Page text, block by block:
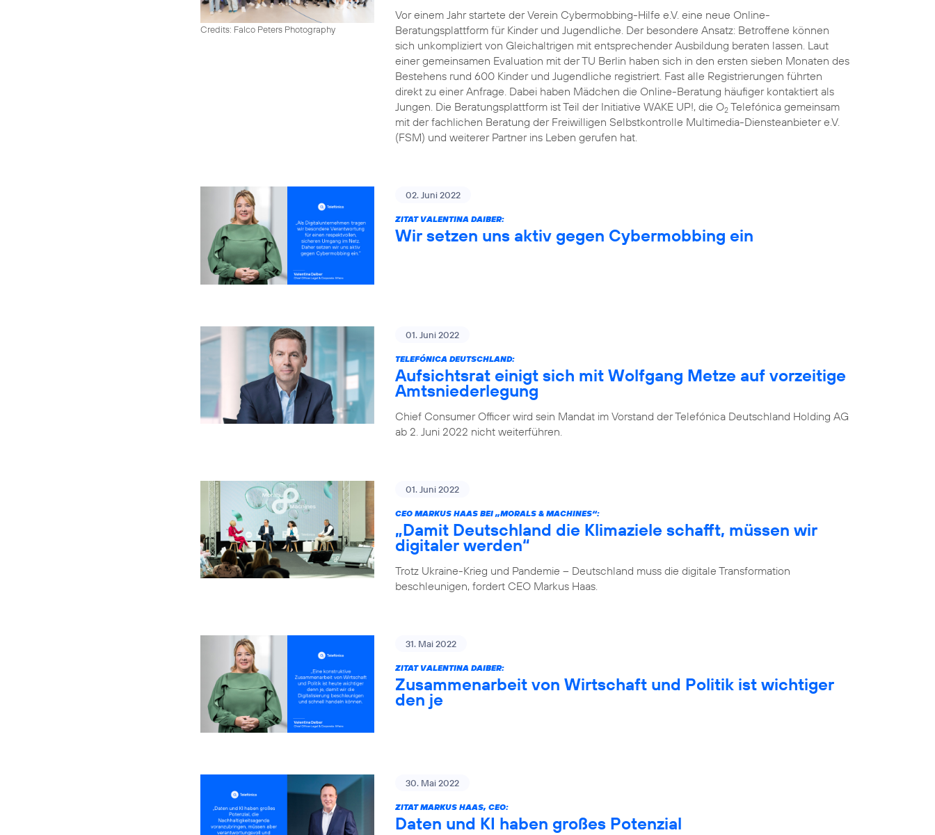
Credits: Falco Peters Photography
Vor einem Jahr startete der Verein Cybermobbing-Hilfe e.V. eine neue Online-
Beratungsplattform für Kinder und Jugendliche. Der besondere Ansatz: Betroffene können
sich unkompliziert von Gleichaltrigen mit entsprechender Ausbildung beraten lassen. Laut
einer gemeinsamen Evaluation mit der TU Berlin haben sich in den ersten sieben Monaten des
Bestehens rund 600 Kinder und Jugendliche registriert. Fast alle Registrierungen führten
direkt zu einer Anfrage. Dabei haben Mädchen die Online-Beratung häufiger kontaktiert als
Jungen. Die Beratungsplattform ist Teil der Initiative WAKE UP!, die O2 Telefónica gemeinsam
mit der fachlichen Beratung der Freiwilligen Selbstkontrolle Multimedia-Diensteanbieter e.V.
(FSM) und weiterer Partner ins Leben gerufen hat.
02. Juni 2022
ZITAT VALENTINA DAIBER:
Wir setzen uns aktiv gegen Cybermobbing ein
01. Juni 2022
TELEFÓNICA DEUTSCHLAND:
Aufsichtsrat einigt sich mit Wolfgang Metze auf vorzeitige
Amtsniederlegung
Chief Consumer Officer wird sein Mandat im Vorstand der Telefónica Deutschland Holding AG
ab 2. Juni 2022 nicht weiterführen.
01. Juni 2022
CEO MARKUS HAAS BEI „MORALS & MACHINES“:
„Damit Deutschland die Klimaziele schafft, müssen wir
digitaler werden“
Trotz Ukraine-Krieg und Pandemie – Deutschland muss die digitale Transformation
beschleunigen, fordert CEO Markus Haas.
31. Mai 2022
ZITAT VALENTINA DAIBER:
Zusammenarbeit von Wirtschaft und Politik ist wichtiger
den je
30. Mai 2022
ZITAT MARKUS HAAS, CEO:
Daten und KI haben großes Potenzial